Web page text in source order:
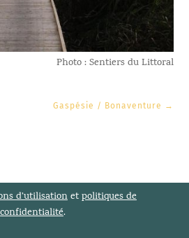
Photo : Sentiers du Littoral
Gaspésie / Bonaventure →
d’utilisationetpolitiques de
confidentialité.